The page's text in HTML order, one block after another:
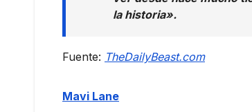
la historia».
Fuente: TheDailyBeast.com
Mavi Lane